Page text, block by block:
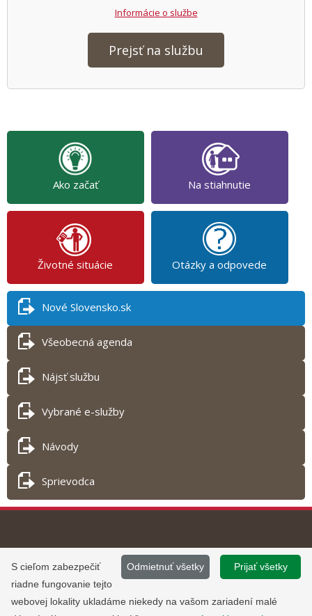
Informácie o službe
Prejsť na službu
Ako začať Na stiahnutie
Životné situácie Otázky a odpovede
Nové Slovensko.sk
Všeobecná agenda
Nájsť službu
Vybrané e-služby
Návody
Sprievodca
Tlač obsahu
©2013 - 2026, Slovensko.sk
Informácie zverejnené na portáli
majú informatívny charakter.
Prevádzku stránky
www.slovensko.sk a správu jej
obsahu zabezpečuje
Prijať všetky
Odmietnuť všetky
S cieľom zabezpečiť
riadne fungovanie tejto
webovej lokality ukladáme niekedy na vašom zariadení malé